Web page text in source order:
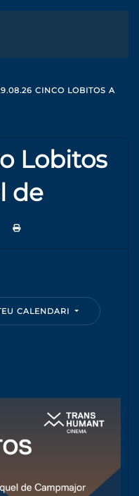
CINCO LOBITOS A
Lobitos
de
CALENDARI